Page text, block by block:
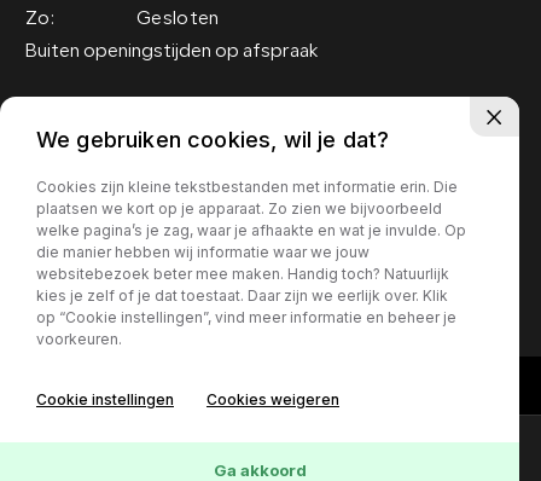
Zo:
Gesloten
Buiten openingstijden op afspraak
5151 RM Drunen
Privacy policy
We gebruiken cookies, wil je dat?
Cookies zijn kleine tekstbestanden met informatie erin. Die
plaatsen we kort op je apparaat. Zo zien we bijvoorbeeld
welke pagina’s je zag, waar je afhaakte en wat je invulde. Op
die manier hebben wij informatie waar we jouw
websitebezoek beter mee maken. Handig toch? Natuurlijk
kies je zelf of je dat toestaat. Daar zijn we eerlijk over. Klik
op “Cookie instellingen”, vind meer informatie en beheer je
voorkeuren.
Cookie instellingen Cookies weigeren
Ga akkoord